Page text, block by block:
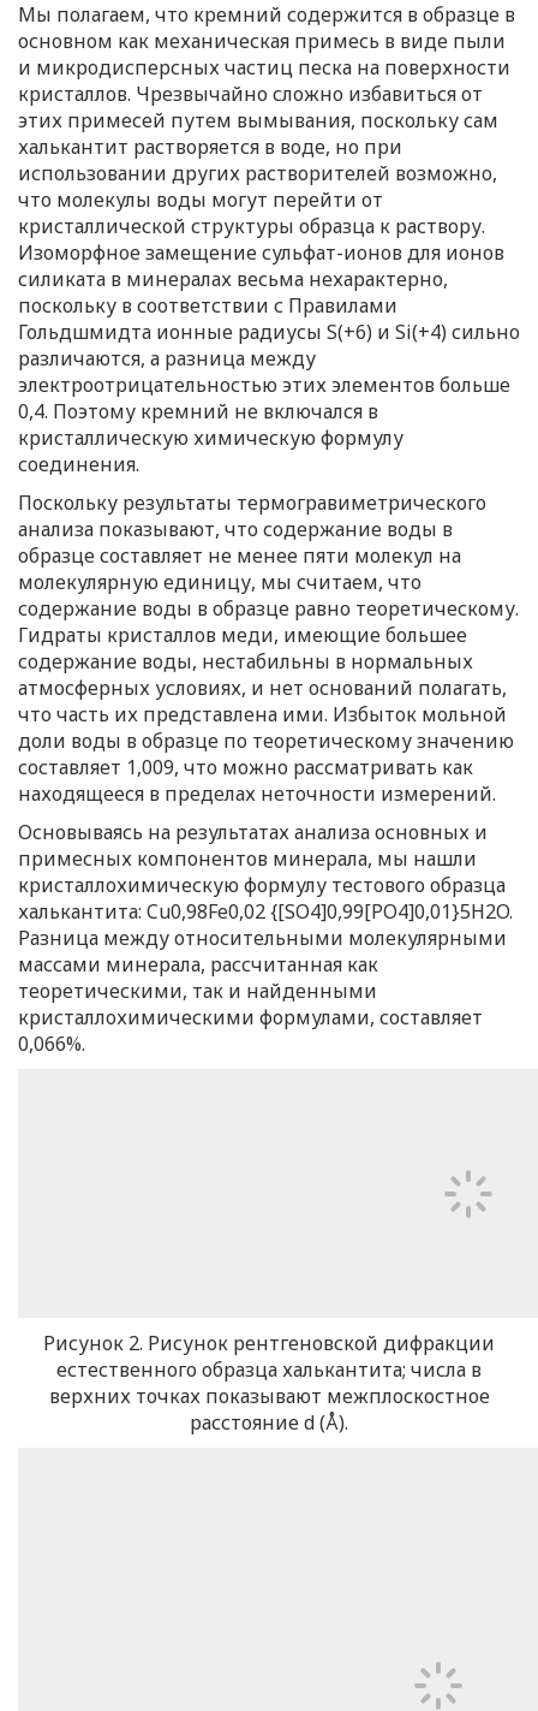
Мы полагаем, что кремний содержится в образце в
основном как механическая примесь в виде пыли
и микродисперсных частиц песка на поверхности
кристаллов. Чрезвычайно сложно избавиться от
этих примесей путем вымывания, поскольку сам
халькантит растворяется в воде, но при
использовании других растворителей возможно,
что молекулы воды могут перейти от
кристаллической структуры образца к раствору.
Изоморфное замещение сульфат-ионов для ионов
силиката в минералах весьма нехарактерно,
поскольку в соответствии с Правилами
Гольдшмидта ионные радиусы S(+6) и Si(+4) сильно
различаются, а разница между
электроотрицательностью этих элементов больше
0,4. Поэтому кремний не включался в
кристаллическую химическую формулу
соединения.
Поскольку результаты термогравиметрического
анализа показывают, что содержание воды в
образце составляет не менее пяти молекул на
молекулярную единицу, мы считаем, что
содержание воды в образце равно теоретическому.
Гидраты кристаллов меди, имеющие большее
содержание воды, нестабильны в нормальных
атмосферных условиях, и нет оснований полагать,
что часть их представлена ими. Избыток мольной
доли воды в образце по теоретическому значению
составляет 1,009, что можно рассматривать как
находящееся в пределах неточности измерений.
Основываясь на результатах анализа основных и
примесных компонентов минерала, мы нашли
кристаллохимическую формулу тестового образца
халькантита: Cu0,98Fe0,02 {[SO4]0,99[PO4]0,01}5H2O.
Разница между относительными молекулярными
массами минерала, рассчитанная как
теоретическими, так и найденными
кристаллохимическими формулами, составляет
0,066%.
Рисунок 2. Рисунок рентгеновской дифракции
естественного образца халькантита; числа в
верхних точках показывают межплоскостное
расстояние d (Å).